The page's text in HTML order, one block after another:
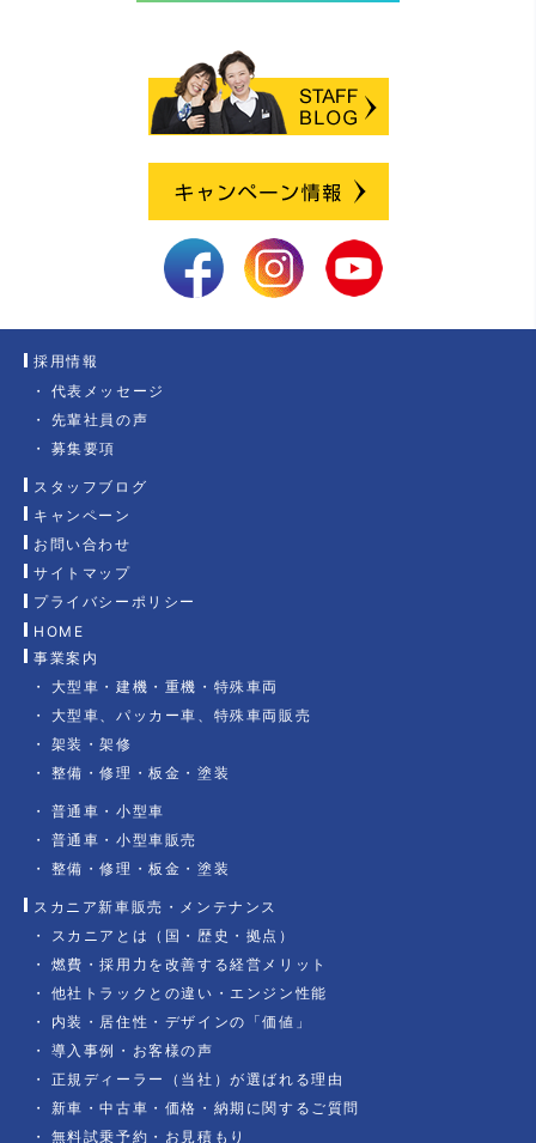
HOME
事業案内
大型車・建機・重機・特殊車両
大型車、パッカー車、特殊車両販売
架装・架修
整備・修理・板金・塗装
普通車・小型車
普通車・小型車販売
整備・修理・板金・塗装
スカニア新車販売・メンテナンス
スカニアとは（国・歴史・拠点）
燃費・採用力を改善する経営メリット
他社トラックとの違い・エンジン性能
内装・居住性・デザインの「価値」
導入事例・お客様の声
正規ディーラー（当社）が選ばれる理由
新車・中古車・価格・納期に関するご質問
無料試乗予約・お見積もり
採用情報
代表メッセージ
先輩社員の声
募集要項
スタッフブログ
キャンペーン
お問い合わせ
サイトマップ
プライバシーポリシー